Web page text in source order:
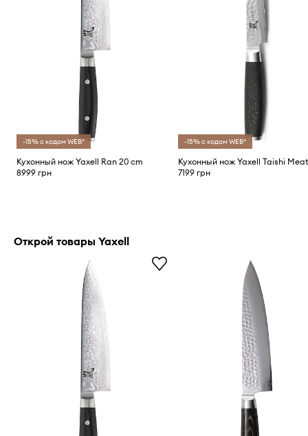
-15% с кодом WEB*
Кухонный нож Yaxell Ran 20 cm
8999 грн
-15% с кодом WEB*
7199 грн
Открой товары Yaxell